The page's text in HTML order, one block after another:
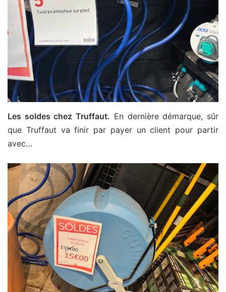
Les soldes chez Truffaut. En dernière démarque, sûr
que Truffaut va finir par payer un client pour partir
avec…